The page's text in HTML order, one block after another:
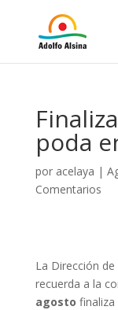
poda
por acelaya |
Comentarios
La Dirección
recuerda a la
agosto